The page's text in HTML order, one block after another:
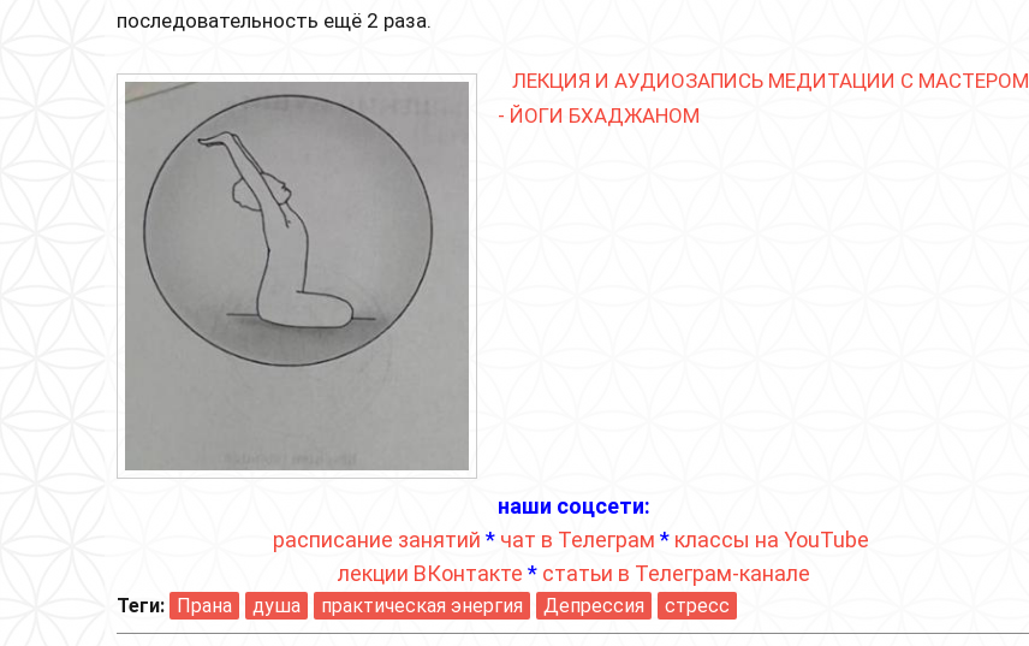
последовательность ещё 2 раза.
ЛЕКЦИЯ И АУДИОЗАПИСЬ МЕДИТАЦИИ С МАСТЕРОМ
- ЙОГИ БХАДЖАНОМ
наши соцсети:
расписание занятий * чат в Телеграм * классы на YouTube
лекции ВКонтакте * статьи в Телеграм-канале
Теги: Прана душа практическая энергия Депрессия стресс